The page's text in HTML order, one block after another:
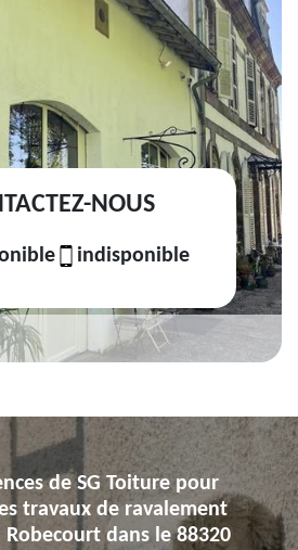
NOUS
indisponible
de SG Toiture pour
travaux de ravalement
Robecourt dans le 88320